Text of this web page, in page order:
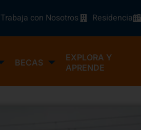
Trabaja con Nosotros Residencia
BECAS
EXPLORA Y
APRENDE